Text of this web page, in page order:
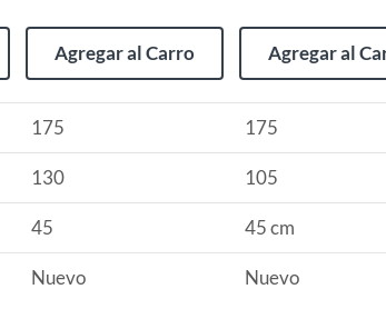
90
Agregar al Carro Agregar al
175 175
130 105
45 45 cm
Nuevo Nuevo